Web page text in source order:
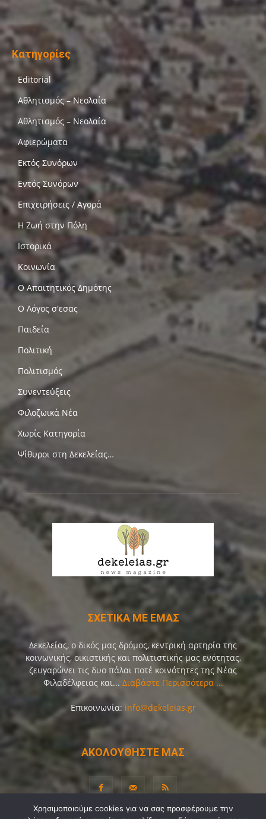
Κατηγορίες
Editorial
Αθλητισμός – Νεολαία
Αθλητισμός – Νεολαία
Αφιερώματα
Εκτός Συνόρων
Εντός Συνόρων
Επιχειρήσεις / Αγορά
Η Ζωή στην Πόλη
Ιστορικά
Κοινωνία
Ο Απαιτητικός Δημότης
Ο Λόγος σ'εσας
Παιδεία
Πολιτική
Πολιτισμός
Συνεντεύξεις
Φιλοζωικά Νέα
Χωρίς Κατηγορία
Ψίθυροι στη Δεκελείας…
ΣΧΕΤΙΚΑ ΜΕ ΕΜΑΣ
Δεκελείας, ο δικός μας δρόμος, κεντρική αρτηρία της
κοινωνικής, οικιστικής και πολιτιστικής μας ενότητας,
ζευγαρώνει τις δυο πάλαι ποτέ κοινότητες της Νέας
Φιλαδέλφειας και... Διαβάστε Περισσότερα ...
Επικοινωνία: info@dekeleias.gr
ΑΚΟΛΟΥΘΗΣΤΕ ΜΑΣ
Χρησιμοποιούμε cookies για να σας προσφέρουμε την